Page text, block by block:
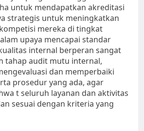
untuk mendapatkan akreditasi
strategis untuk meningkatkan
mereka di tingkat
upaya mencapai standar
internal berperan sangat
tahap audit mutu internal,
dan memperbaiki
prosedur yang ada, agar
t seluruh layanan dan aktivitas
sesuai dengan kriteria yang